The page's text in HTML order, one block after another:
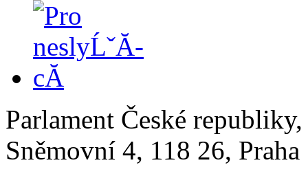
Parlament České
Sněmovní 4, 118 26,